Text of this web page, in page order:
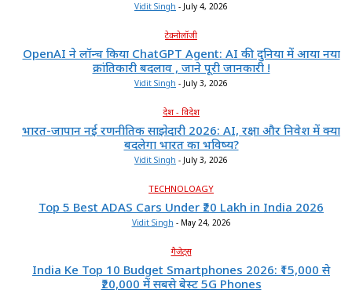
Vidit Singh - July 4, 2026
टेक्नोलॉजी
OpenAI ने लॉन्च किया ChatGPT Agent: AI की दुनिया में आया नया
क्रांतिकारी बदलाव , जाने पूरी जानकारी !
Vidit Singh - July 3, 2026
देश - विदेश
भारत-जापान नई रणनीतिक साझेदारी 2026: AI, रक्षा और निवेश में क्या
बदलेगा भारत का भविष्य?
Vidit Singh - July 3, 2026
TECHNOLOAGY
Top 5 Best ADAS Cars Under ₹20 Lakh in India 2026
Vidit Singh - May 24, 2026
गैजेट्स
India Ke Top 10 Budget Smartphones 2026: ₹15,000 से
₹20,000 में सबसे बेस्ट 5G Phones